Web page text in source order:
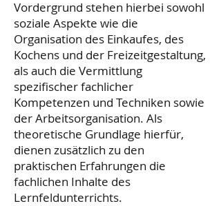
Vordergrund stehen hierbei sowohl
soziale Aspekte wie die
Organisation des Einkaufes, des
Kochens und der Freizeitgestaltung,
als auch die Vermittlung
spezifischer fachlicher
Kompetenzen und Techniken sowie
der Arbeitsorganisation. Als
theoretische Grundlage hierfür,
dienen zusätzlich zu den
praktischen Erfahrungen die
fachlichen Inhalte des
Lernfeldunterrichts.